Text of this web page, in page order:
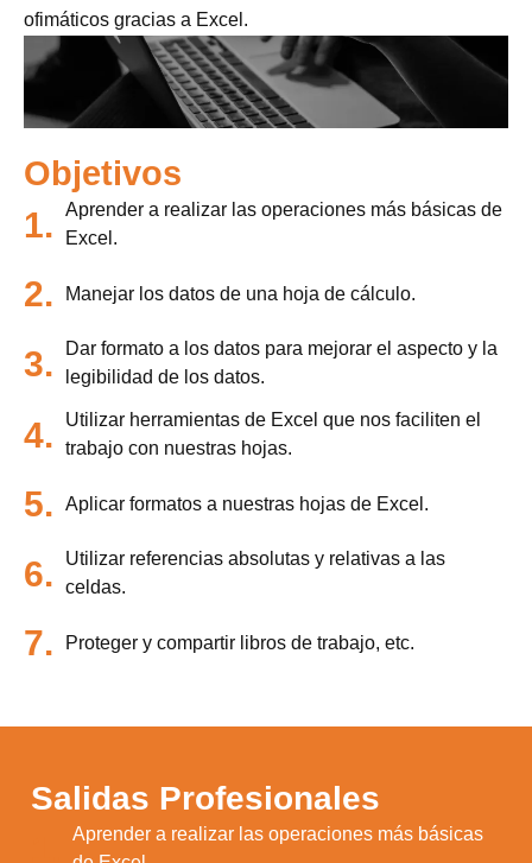
ofimáticos gracias a Excel.
Objetivos
1.
Aprender a realizar las operaciones más básicas de
Excel.
2. Manejar los datos de una hoja de cálculo.
3.
Dar formato a los datos para mejorar el aspecto y la
legibilidad de los datos.
4.
Utilizar herramientas de Excel que nos faciliten el
trabajo con nuestras hojas.
5. Aplicar formatos a nuestras hojas de Excel.
6.
Utilizar referencias absolutas y relativas a las
celdas.
7. Proteger y compartir libros de trabajo, etc.
Salidas Profesionales
Aprender a realizar las operaciones más básicas